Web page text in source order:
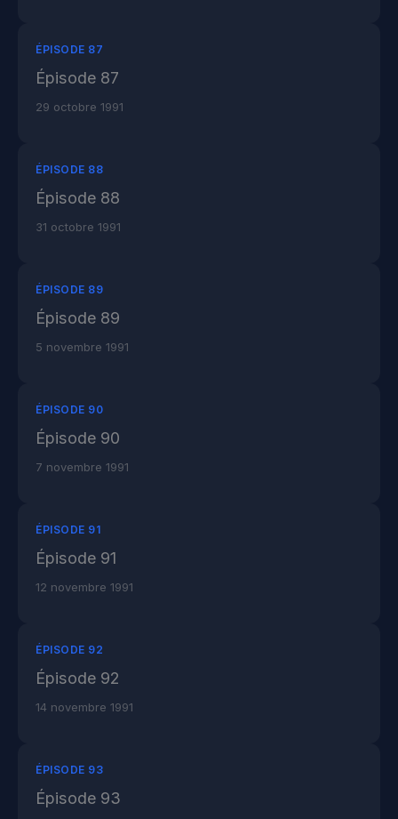
ÉPISODE 87
Épisode 87
29 octobre 1991
ÉPISODE 88
Épisode 88
31 octobre 1991
ÉPISODE 89
Épisode 89
5 novembre 1991
ÉPISODE 90
Épisode 90
7 novembre 1991
ÉPISODE 91
Épisode 91
12 novembre 1991
ÉPISODE 92
Épisode 92
14 novembre 1991
ÉPISODE 93
Épisode 93